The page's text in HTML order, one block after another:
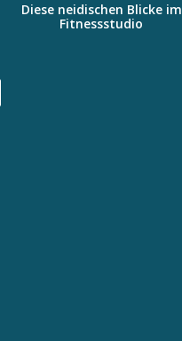
Diese neidischen Blicke im
Fitnessstudio